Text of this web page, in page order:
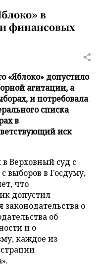
в
финансовых
«Яблоко» допустило
агитации, а
и потребовала
списка
в
иск
Верховный суд с
выборов в Госдуму,
что
допустил
о
об
и о
каждое из